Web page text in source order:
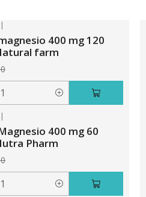
|
400 mg 120
farm
|
400 mg 60
Pharm